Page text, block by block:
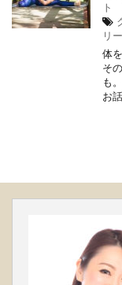
ト
リ
体
そ
も
お